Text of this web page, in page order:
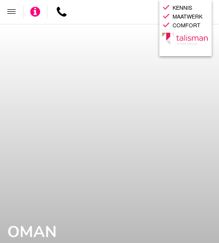
KENNIS
MAATWERK
COMFORT
Toggle
navigatie
Adviseer Contact
OMAN